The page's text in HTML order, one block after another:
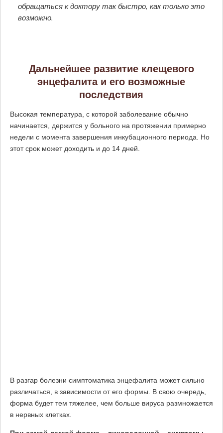
обращаться к доктору так быстро, как только это
возможно.
Дальнейшее развитие клещевого
энцефалита и его возможные
последствия
Высокая температура, с которой заболевание обычно
начинается, держится у больного на протяжении примерно
недели с момента завершения инкубационного периода. Но
этот срок может доходить и до 14 дней.
В разгар болезни симптоматика энцефалита может сильно
различаться, в зависимости от его формы. В свою очередь,
форма будет тем тяжелее, чем больше вируса размножается
в нервных клетках.